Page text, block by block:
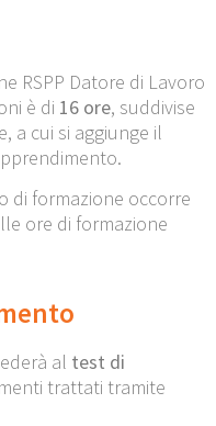
RSPP Datore di Lavoro
è di 16 ore, suddivise
a cui si aggiunge il
di formazione occorre
ore di formazione
al test di
trattati tramite